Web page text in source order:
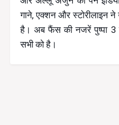
गाने, एक्शन और स्टोरीलाइन ने
है। अब फैंस की नजरें पुष्पा 3
सभी को है।